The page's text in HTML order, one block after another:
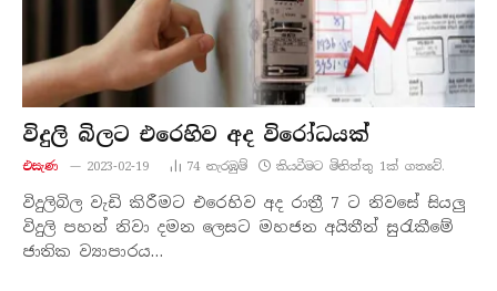
විදුලි බිලට එරෙහිව අද විරෝධයක්
එසැණ 2023-02-19 74 නැරඹු​ම් කියවීමට මිනිත්තු 1ක් ගතවේ.
විදුලිබිල වැඩි කිරීමට එරෙහිව අද රාත්‍රී 7 ට නිවසේ සියලු
විදුලි පහන් නිවා දමන ලෙසට මහජන අයිතීන් සුරැකීමේ
ජාතික ව්‍යාපාරය…